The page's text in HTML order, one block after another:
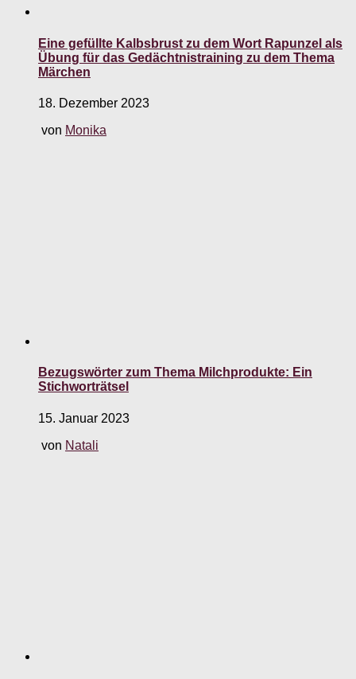
Eine gefüllte Kalbsbrust zu dem Wort Rapunzel als
Übung für das Gedächtnistraining zu dem Thema
Märchen
18. Dezember 2023
von Monika
Bezugswörter zum Thema Milchprodukte: Ein
Stichworträtsel
15. Januar 2023
von Natali